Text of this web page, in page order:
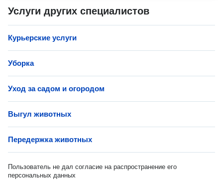
Услуги других специалистов
Курьерские услуги
Уборка
Уход за садом и огородом
Выгул животных
Передержка животных
Пользователь не дал согласие на распространение его
персональных данных